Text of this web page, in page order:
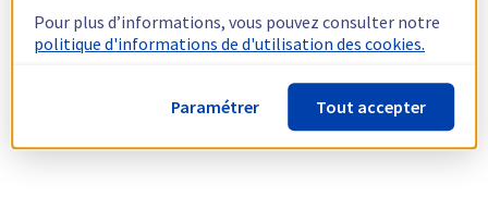
Pour plus d’informations, vous pouvez consulter notre
politique d'informations de d'utilisation des cookies.
Paramétrer Tout accepter